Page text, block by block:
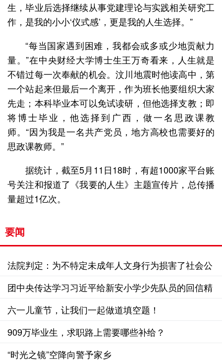
生，毕业后选择继续从事党建理论与实践相关研究工
作，是我的小小‘仪式感’，更是我的人生选择。”
“每当国家遇到困难，我都会或多或少地贡献力
量。”在中央财经大学博士生王万奇看来，人生就是
不错过每一次奉献的机会。汶川地震时他读高中，第
一个站起来但最后一个离开，作为班长他要组织大家
先走；本科毕业本可以免试读研，但他选择支教；即
将博士毕业，他选择到广西，做一名思政课教
师。“因为我是一名共产党员，地方高校也需要好的
思政课教师。”
据统计，截至5月11日18时，有超1000家平台账
号关注和报道了《我要的人生》主题宣传片，总传播
量超过1亿次。
要闻
法院判定：为不特定未成年人文身行为损害了社会公
共利益
团中央传达学习习近平给新安小学少先队员的回信精
神
六一儿童节，让我们一起做道填空题！
909万毕业生，求职路上需要哪些补给？
“时光之镜”空降向警予家乡